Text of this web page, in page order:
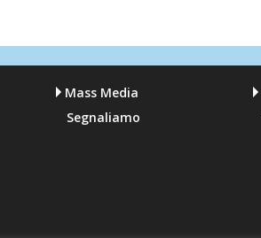
Mass Media
Segnaliamo